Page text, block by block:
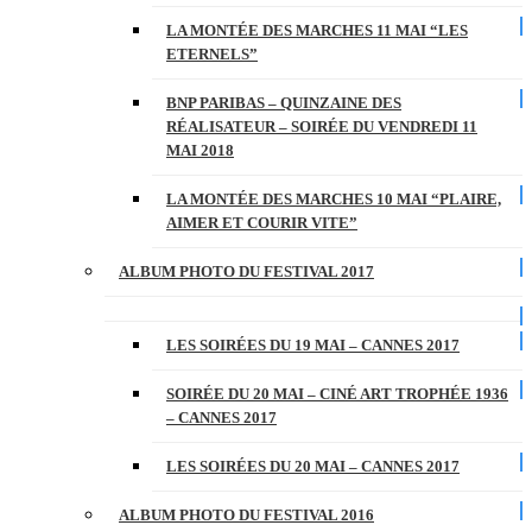
LA MONTÉE DES MARCHES 11 MAI “LES
ETERNELS”
BNP PARIBAS – QUINZAINE DES
RÉALISATEUR – SOIRÉE DU VENDREDI 11
MAI 2018
LA MONTÉE DES MARCHES 10 MAI “PLAIRE,
AIMER ET COURIR VITE”
ALBUM PHOTO DU FESTIVAL 2017
LES SOIRÉES DU 19 MAI – CANNES 2017
SOIRÉE DU 20 MAI – CINÉ ART TROPHÉE 1936
– CANNES 2017
LES SOIRÉES DU 20 MAI – CANNES 2017
ALBUM PHOTO DU FESTIVAL 2016